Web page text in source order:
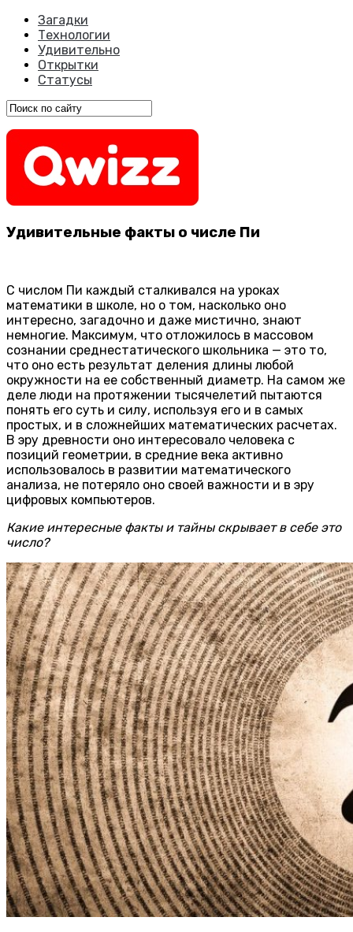
Загадки
Технологии
Удивительно
Открытки
Статусы
Удивительные факты о числе Пи
С числом Пи каждый сталкивался на уроках
математики в школе, но о том, насколько оно
интересно, загадочно и даже мистично, знают
немногие. Максимум, что отложилось в массовом
сознании среднестатического школьника — это то,
что оно есть результат деления длины любой
окружности на ее собственный диаметр. На самом же
деле люди на протяжении тысячелетий пытаются
понять его суть и силу, используя его и в самых
простых, и в сложнейших математических расчетах.
В эру древности оно интересовало человека с
позиций геометрии, в средние века активно
использовалось в развитии математического
анализа, не потеряло оно своей важности и в эру
цифровых компьютеров.
Какие интересные факты и тайны скрывает в себе это
число?